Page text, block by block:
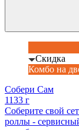
Скидка
Комбо на
Собери Сам
1133 г
Соберите свой
роллы -